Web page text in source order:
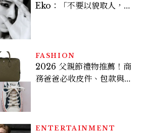
Eko：「不要以貌取人，內
FASHION
2026 父親節禮物推薦！商
務爸爸必收皮件、包款與鞋
ENTERTAINMENT